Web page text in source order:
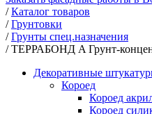
/ Каталог товаров
/ Грунтовки
/ Грунты спец.назначения
/ ТЕРРАБОНД A Грунт-
Декоративные
Короед
Короед
Короед